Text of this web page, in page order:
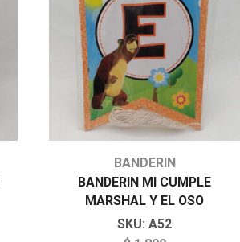
BANDERIN
BANDERIN MI CUMPLE
MARSHAL Y EL OSO
SKU:A52